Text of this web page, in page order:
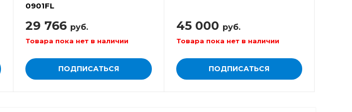
0901FL
29 766 руб.
Товара пока нет в наличии
ПОДПИСАТЬСЯ
45 000 руб.
Товара пока нет в наличии
ПОДПИСАТЬСЯ